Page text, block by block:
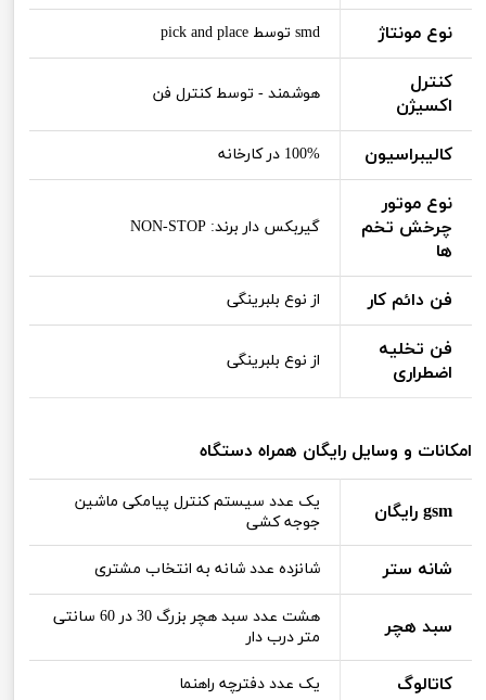
نوع مونتاژ smd توسط pick and place
کنترل
اکسیژن
هوشمند - توسط کنترل فن
کالیبراسیون 100% در کارخانه
نوع موتور
چرخش تخم
ها
گیربکس دار برند: NON-STOP
فن دائم کار از نوع بلبرینگی
فن تخلیه
اضطراری
از نوع بلبرینگی
امکانات و وسایل رایگان همراه دستگاه
gsm رایگان
یک عدد سیستم کنترل پیامکی ماشین
جوجه کشی
شانه ستر شانزده عدد شانه به انتخاب مشتری
سبد هچر
هشت عدد سبد هچر بزرگ 30 در 60 سانتی
متر درب دار
کاتالوگ یک عدد دفترچه راهنما